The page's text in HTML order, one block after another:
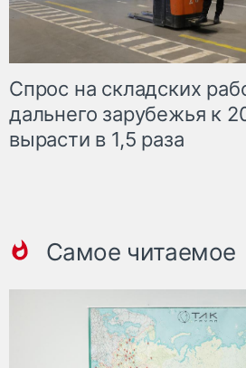
Спрос на складских
дальнего зарубежья к
вырасти в 1,5 раза
Самое читаемое